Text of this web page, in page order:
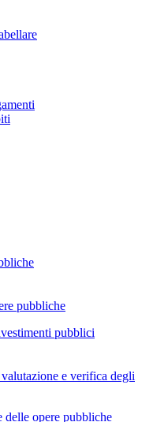
pubbliche
pubblici
e verifica degli
delle opere pubbliche